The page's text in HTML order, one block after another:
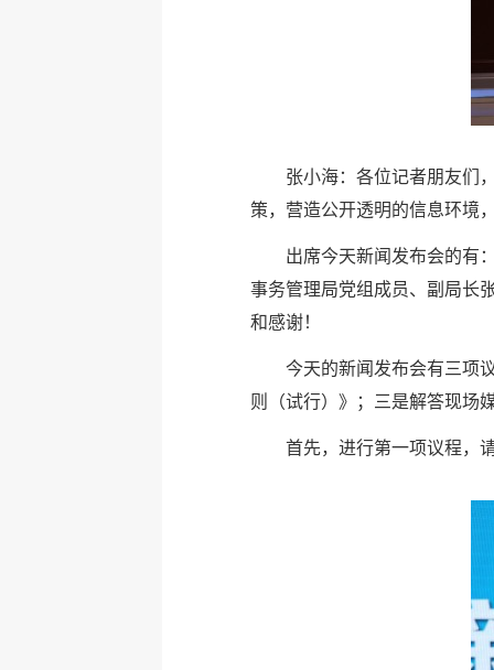
张小海：各位记者朋友们
策，营造公开透明的信息环境
出席今天新闻发布会的有
事务管理局党组成员、副局长
和感谢！
今天的新闻发布会有三项
则（试行）》；三是解答现场
首先，进行第一项议程，